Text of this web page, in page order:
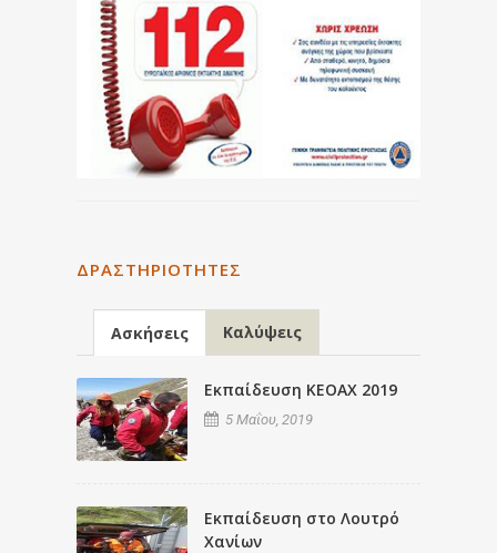
ΔΡΑΣΤΗΡΙΌΤΗΤΕΣ
Ασκήσεις Καλύψεις
Εκπαίδευση ΚΕΟΑΧ 2019
5 Μαΐου, 2019
Εκπαίδευση στο Λουτρό
Χανίων